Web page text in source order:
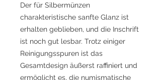
Der für Silbermünzen
charakteristische sanfte Glanz ist
erhalten geblieben, und die Inschrift
ist noch gut lesbar. Trotz einiger
Reinigungsspuren ist das
Gesamtdesign äußerst raffiniert und
ermöglicht es, die numismatische